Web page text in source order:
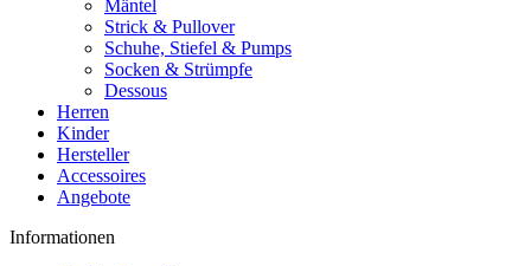
Mäntel
Strick & Pullover
Schuhe, Stiefel & Pumps
Socken & Strümpfe
Dessous
Herren
Kinder
Hersteller
Accessoires
Angebote
Informationen